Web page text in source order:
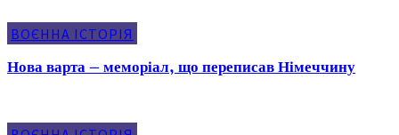
ВОЄННА ІСТОРІЯ
Нова варта – меморіал, що переписав Німеччину